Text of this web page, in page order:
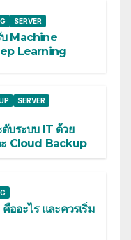
SERVER
บ Machine
Learning
SERVER
บระบบ IT ด้วย
Cloud Backup
อะไร และควรเริ่ม